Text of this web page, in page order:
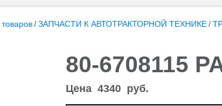
/ЗАПЧАСТИ К АВТОТРАКТОРНОЙ ТЕХНИКЕ/
80-6708115
Цена 4340 руб.